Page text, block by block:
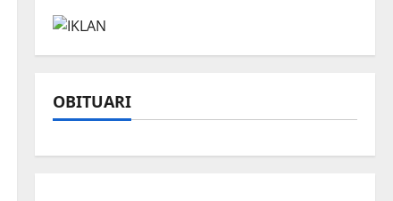
OBITUARI